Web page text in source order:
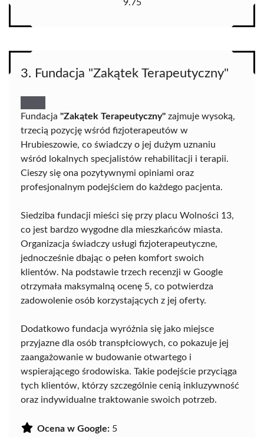
9.75
3. Fundacja "Zakątek Terapeutyczny"
Fundacja "Zakątek Terapeutyczny" zajmuje wysoką,
trzecią pozycję wśród fizjoterapeutów w
Hrubieszowie, co świadczy o jej dużym uznaniu
wśród lokalnych specjalistów rehabilitacji i terapii.
Cieszy się ona pozytywnymi opiniami oraz
profesjonalnym podejściem do każdego pacjenta.
Siedziba fundacji mieści się przy placu Wolności 13,
co jest bardzo wygodne dla mieszkańców miasta.
Organizacja świadczy usługi fizjoterapeutyczne,
jednocześnie dbając o pełen komfort swoich
klientów. Na podstawie trzech recenzji w Google
otrzymała maksymalną ocenę 5, co potwierdza
zadowolenie osób korzystających z jej oferty.
Dodatkowo fundacja wyróżnia się jako miejsce
przyjazne dla osób transpłciowych, co pokazuje jej
zaangażowanie w budowanie otwartego i
wspierającego środowiska. Takie podejście przyciąga
tych klientów, którzy szczególnie cenią inkluzywność
oraz indywidualne traktowanie swoich potrzeb.
Ocena w Google: 5